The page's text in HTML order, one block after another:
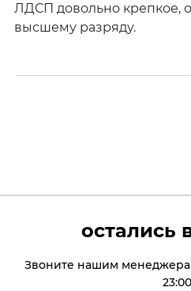
ЛДСП довольно крепкое,
высшему разряду.
остались
Звоните нашим
23:00